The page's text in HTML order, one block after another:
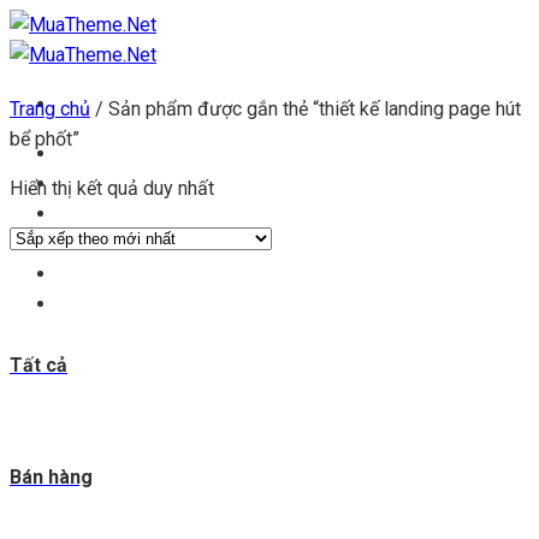
Chuyển
đến
dung
Kho theme
Get theme
Trang chủ / Sản phẩm được gắn thẻ “thiết kế landing page hút
bể phốt”
Hiển thị kết quả duy nhất
Tất cả
Bán hàng